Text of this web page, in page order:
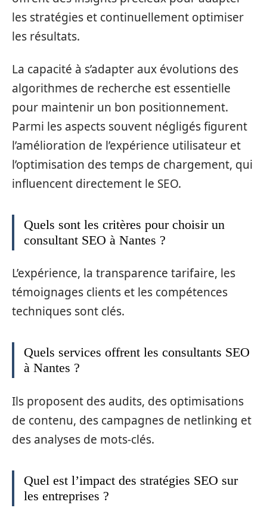
les stratégies et continuellement optimiser
les résultats.
La capacité à s’adapter aux évolutions des
algorithmes de recherche est essentielle
pour maintenir un bon positionnement.
Parmi les aspects souvent négligés figurent
l’amélioration de l’expérience utilisateur et
l’optimisation des temps de chargement, qui
influencent directement le SEO.
Quels sont les critères pour choisir un
consultant SEO à Nantes ?
L’expérience, la transparence tarifaire, les
témoignages clients et les compétences
techniques sont clés.
Quels services offrent les consultants SEO
à Nantes ?
Ils proposent des audits, des optimisations
de contenu, des campagnes de netlinking et
des analyses de mots-clés.
Quel est l’impact des stratégies SEO sur
les entreprises ?